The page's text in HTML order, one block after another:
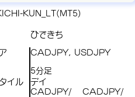
KUN_LT(MT5)
ひできち
CADJPY, USDJPY
イル デイ
CADJPY/
CADJPY/
5分足